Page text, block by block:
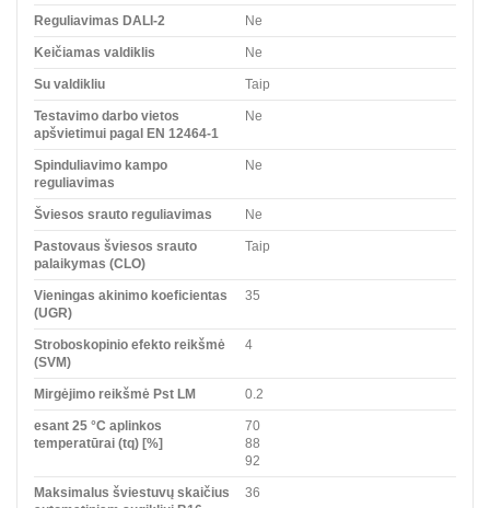
Reguliavimas DALI-2 Ne
Keičiamas valdiklis Ne
Su valdikliu Taip
Testavimo darbo vietos
apšvietimui pagal EN 12464-1
Ne
Spinduliavimo kampo
reguliavimas
Ne
Šviesos srauto reguliavimas Ne
Pastovaus šviesos srauto
palaikymas (CLO)
Taip
Vieningas akinimo koeficientas
(UGR)
35
Stroboskopinio efekto reikšmė
(SVM)
4
Mirgėjimo reikšmė Pst LM 0.2
esant 25 °C aplinkos
temperatūrai (tq) [%]
70
88
92
Maksimalus šviestuvų skaičius
36